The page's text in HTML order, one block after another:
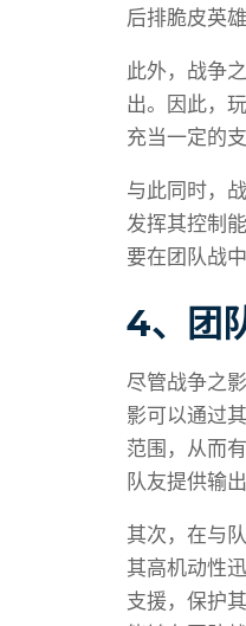
后排脆皮英
此外，战争
出。因此，
充当一定的
与此同时，
发挥其控制
要在团队战
4、团
尽管战争之
影可以通过
范围，从而
队友提供输
其次，在与
其高机动性
支援，保护